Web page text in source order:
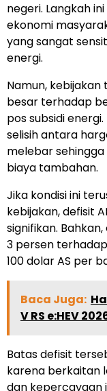
negeri. Langkah
ekonomi
yang sangat
energi.
Namun,
besar terhadap
pos subsidi
selisih antara
melebar
biaya tambahan.
Jika kondisi ini
kebijakan, defisit
signifikan.
3 persen
100 dolar AS per
Baca Juga:
V RS e:HEV
Batas defisit
karena berkaitan
dan kepercayaan